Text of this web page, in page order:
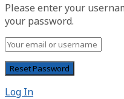
Please enter your
your password.
Log In